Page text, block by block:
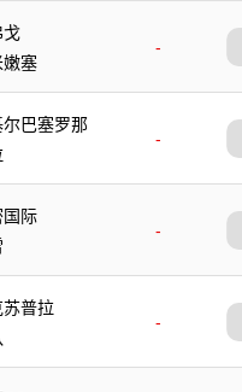
戈
-
嫩塞
尔巴塞罗那
-
国际
-
苏普拉
-